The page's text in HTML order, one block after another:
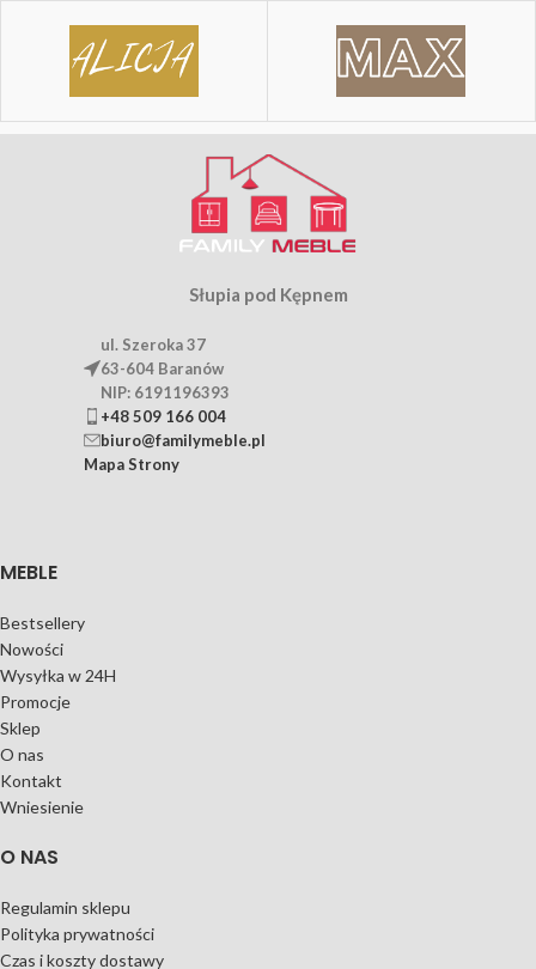
Słupia pod Kępnem
ul. Szeroka 37
63-604 Baranów
NIP: 6191196393
+48 509 166 004
biuro@familymeble.pl
Mapa Strony
MEBLE
Bestsellery
Nowości
Wysyłka w 24H
Promocje
Sklep
O nas
Kontakt
Wniesienie
O NAS
Regulamin sklepu
Polityka prywatności
Czas i koszty dostawy